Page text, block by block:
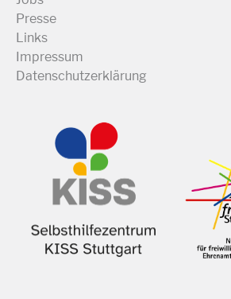
Presse
Links
Impressum
Datenschutzerklärung